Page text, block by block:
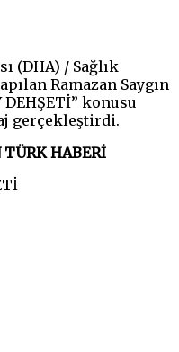
(DHA) / Sağlık
Ramazan Saygın
DEHŞETİ” konusu
gerçekleştirdi.
TÜRK HABERİ